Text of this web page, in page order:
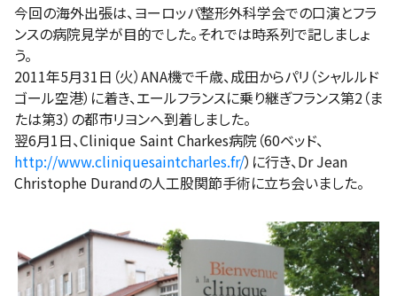
今回の海外出張は、ヨーロッパ整形外科学会での口演とフラ
ンスの病院見学が目的でした。それでは時系列で記しましょ
う。
2011年5月31日（火）ANA機で千歳、成田からパリ（シャルルド
ゴール空港）に着き、エールフランスに乗り継ぎフランス第2（ま
たは第3）の都市リヨンへ到着しました。
翌6月1日、Clinique Saint Charkes病院（60ベッド、
http://www.cliniquesaintcharles.fr/）に行き、Dr Jean
Christophe Durandの人工股関節手術に立ち会いました。